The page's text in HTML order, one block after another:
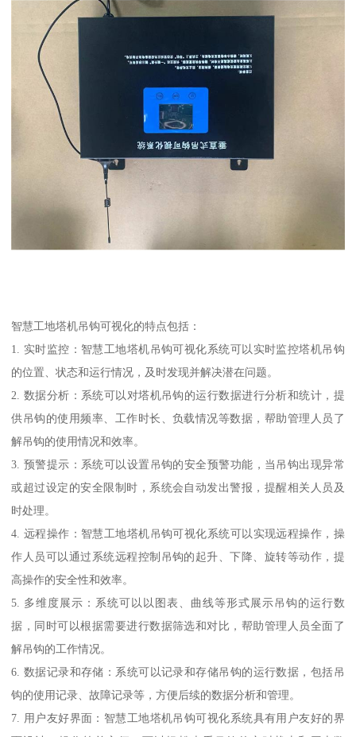
智慧工地塔机吊钩可视化的特点包括：
1. 实时监控：智慧工地塔机吊钩可视化系统可以实时监控塔机吊钩
的位置、状态和运行情况，及时发现并解决潜在问题。
2. 数据分析：系统可以对塔机吊钩的运行数据进行分析和统计，提
供吊钩的使用频率、工作时长、负载情况等数据，帮助管理人员了
解吊钩的使用情况和效率。
3. 预警提示：系统可以设置吊钩的安全预警功能，当吊钩出现异常
或超过设定的安全限制时，系统会自动发出警报，提醒相关人员及
时处理。
4. 远程操作：智慧工地塔机吊钩可视化系统可以实现远程操作，操
作人员可以通过系统远程控制吊钩的起升、下降、旋转等动作，提
高操作的安全性和效率。
5. 多维度展示：系统可以以图表、曲线等形式展示吊钩的运行数
据，同时可以根据需要进行数据筛选和对比，帮助管理人员全面了
解吊钩的工作情况。
6. 数据记录和存储：系统可以记录和存储吊钩的运行数据，包括吊
钩的使用记录、故障记录等，方便后续的数据分析和管理。
7. 用户友好界面：智慧工地塔机吊钩可视化系统具有用户友好的界